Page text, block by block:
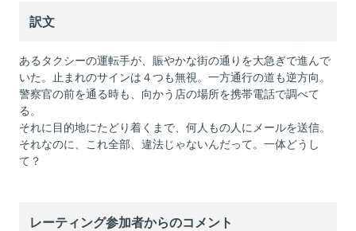
訳文
あるタクシーの運転手が、賑やかな街の通りを大急ぎで進んで
いた。止まれのサインは４つも無視。一方通行の道も逆方向。
警察官の前を通る時も、向かう店の場所を携帯電話で調べて
る。
それに目的地にたどり着くまで、何人もの人にメールを送信。
それなのに、これ全部、違法じゃないんだって。一体どうし
て？
レーティング参加者からのコメント